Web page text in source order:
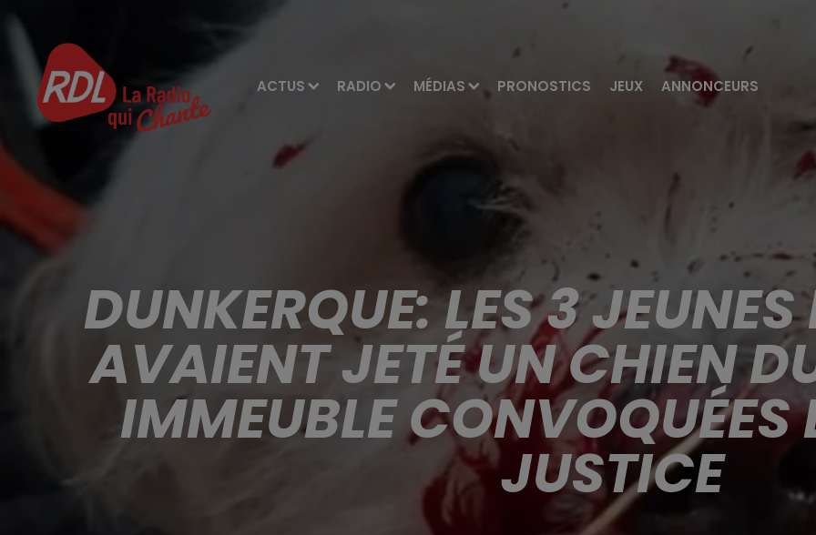
ACTUS RADIO MÉDIAS PRONOSTICS JEUX ANNONCEURS
DUNKERQUE: LES 3
AVAIENT JETÉ UN CHIEN
IMMEUBLE CONVOQUÉES
JUSTICE